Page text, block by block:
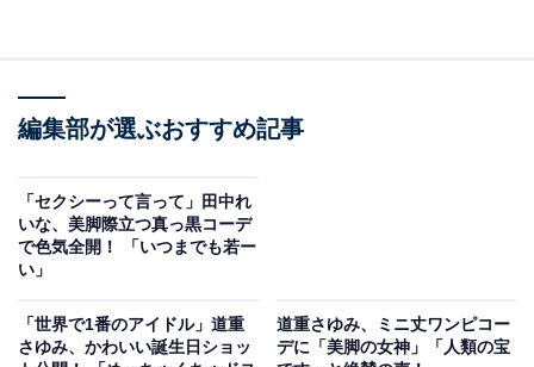
編集部が選ぶおすすめ記事
「セクシーって言って」田中れ
いな、美脚際立つ真っ黒コーデ
で色気全開！ 「いつまでも若ー
い」
「世界で1番のアイドル」道重
さゆみ、かわいい誕生日ショッ
道重さゆみ、ミニ丈ワンピコー
デに「美脚の女神」「人類の宝